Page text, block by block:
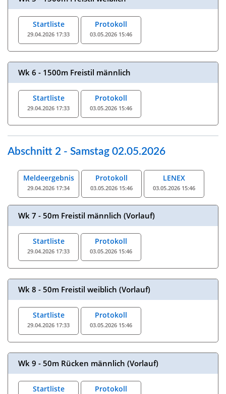
Startliste
29.04.2026 17:33
Protokoll
03.05.2026 15:46
Wk 6 - 1500m Freistil männlich
Startliste
29.04.2026 17:33
Protokoll
03.05.2026 15:46
Abschnitt 2 - Samstag 02.05.2026
Meldeergebnis
29.04.2026 17:34
Protokoll
03.05.2026 15:46
LENEX
03.05.2026 15:46
Wk 7 - 50m Freistil männlich (Vorlauf)
Startliste
29.04.2026 17:33
Protokoll
03.05.2026 15:46
Wk 8 - 50m Freistil weiblich (Vorlauf)
Startliste
29.04.2026 17:33
Protokoll
03.05.2026 15:46
Wk 9 - 50m Rücken männlich (Vorlauf)
Startliste Protokoll